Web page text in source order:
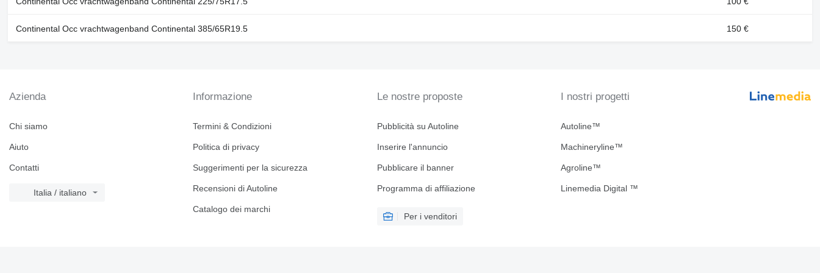
Continental Occ vrachtwagenband Continental 385/65R19.5 150 €
Azienda
Chi siamo
Aiuto
Contatti
Italia / italiano
Informazione
Termini & Condizioni
Politica di privacy
Suggerimenti per la sicurezza
Recensioni di Autoline
Catalogo dei marchi
Le nostre proposte
Pubblicità su Autoline
Inserire l'annuncio
Pubblicare il banner
Programma di affiliazione
Per i venditori
I nostri progetti
Autoline™
Machineryline™
Agroline™
Linemedia Digital ™